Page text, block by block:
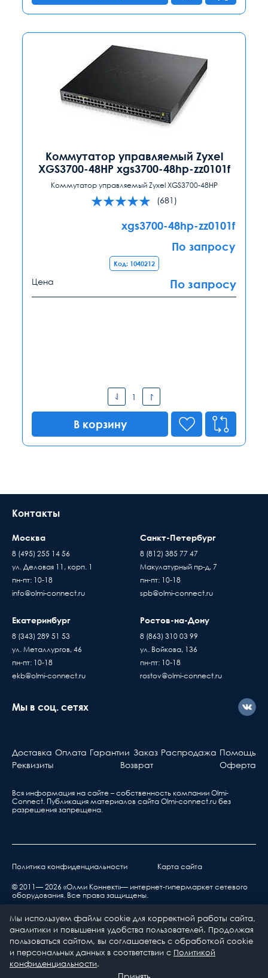
Каталог
Коммутатор управляемый Zyxel
XGS3700-48HP xgs3700-48hp-zz0101f
Коммутатор управляемый Zyxel XGS3700-48HP
(681)
xgs3700-48hp-zz0101f
По запросу
Код: 1040212
Цена По запросу
В корзину
Контакты
Москва
8 (495) 255 14 56
ул. Деловая 11, корп. 1
пн-пт: 10-18
info@olmi-connect.ru
Санкт-Петербург
8 (812) 385 77 47
Макулатурный пр-д, 7
пн-пт: 10-18
spb@olmi-connect.ru
Екатеринбург
8 (343) 289 51 53
ул. Металлургов, 46
пн-пт: 10-18
ekb@olmi-connect.ru
Ростов-на-Дону
8 (863) 310 03 99
ул. Войкова, 136
пн-пт: 10-18
rostov@olmi-connect.ru
Мы в соц. сетях
Доставка Оплата Гарантии Заказ Распродажа Помощь
Реквизиты
Возврат Оферта
Вся информация на сайте – собственность компании Olmi-
Сonnect. Публикация материалов сайта Olmi-connect.ru без
разрешения запрещена.
Политика конфиденциальности Карта сайта
© 2011— 2026 «Олми Коннект»— интернет-гипермаркет сетевого
оборудования. Все права защищены.
Мы используем файлы cookie для корректной работы сайта,
аналитики и повышения удобства пользователей. Продолжая
пользоваться сайтом, вы соглашаетесь с обработкой cookie
и персональных данных в соответствии с Политикой
конфиденциальности.
Принять